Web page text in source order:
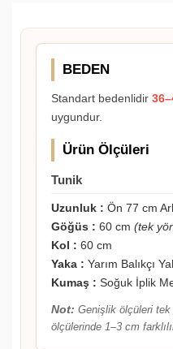
BEDEN
Standart bedenlidir
uygundur.
Ürün Ölçüleri
Tunik
Uzunluk : Ön 77 cm
Göğüs : 60 cm (tek
Kol : 60 cm
Yaka : Yarım Balıkçı
Kumaş : Soğuk İplik
Not: Genişlik ölçüleri tek
ölçülerinde 1–3 cm